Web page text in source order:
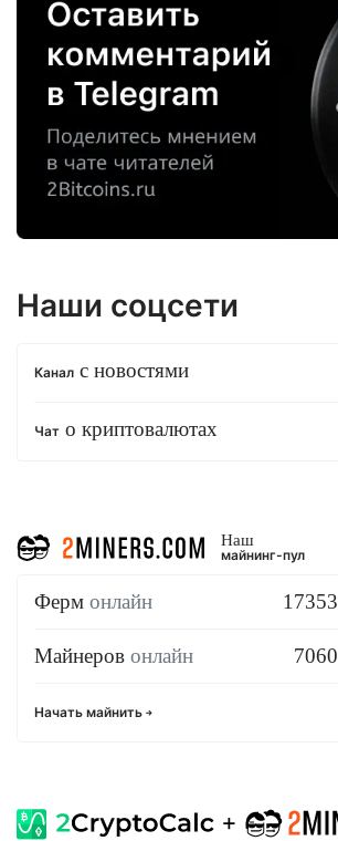
Наши соцсети
Канал с новостями
Чат о криптовалютах
Наш
майнинг-пул
Ферм онлайн 17353
Майнеров онлайн 7060
Начать майнить